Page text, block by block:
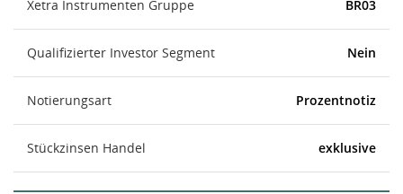
Xetra Instrumenten Gruppe BR03
Qualifizierter Investor Segment Nein
Notierungsart Prozentnotiz
Stückzinsen Handel exklusive